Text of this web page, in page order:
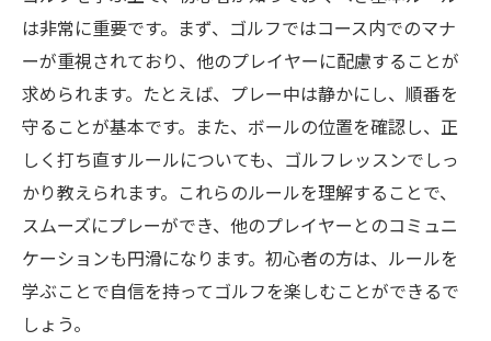
新しい趣味としてのゴルフの楽しみ方
浦安駅でゴルフを始めるための最初のステ
ップ
趣味を通じた新しいコミュニティ作り
ゴルフレッスンで広がる新しい趣味の可能
性
浦安駅でのゴルフレッスンが提供する充実
感
基礎から学べるゴルフレッスンで技術を磨く
は非常に重要です。まず、ゴルフではコース内でのマナ
ーが重視されており、他のプレイヤーに配慮することが
求められます。たとえば、プレー中は静かにし、順番を
守ることが基本です。また、ボールの位置を確認し、正
しく打ち直すルールについても、ゴルフレッスンでしっ
かり教えられます。これらのルールを理解することで、
スムーズにプレーができ、他のプレイヤーとのコミュニ
ケーションも円滑になります。初心者の方は、ルールを
学ぶことで自信を持ってゴルフを楽しむことができるで
しょう。